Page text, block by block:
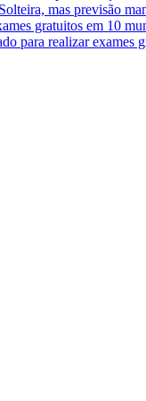
mas previsão
gratuitos em 10
para realizar exames